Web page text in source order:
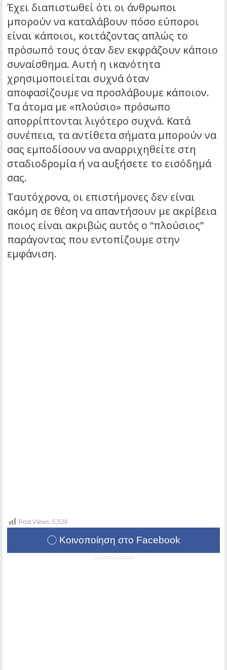
Έχει διαπιστωθεί ότι οι άνθρωποι
μπορούν να καταλάβουν πόσο εύποροι
είναι κάποιοι, κοιτάζοντας απλώς το
πρόσωπό τους όταν δεν εκφράζουν κάποιο
συναίσθημα. Αυτή η ικανότητα
χρησιμοποιείται συχνά όταν
αποφασίζουμε να προσλάβουμε κάποιον.
Τα άτομα με «πλούσιο» πρόσωπο
απορρίπτονται λιγότερο συχνά. Κατά
συνέπεια, τα αντίθετα σήματα μπορούν να
σας εμποδίσουν να αναρριχηθείτε στη
σταδιοδρομία ή να αυξήσετε το εισόδημά
σας.
Ταυτόχρονα, οι επιστήμονες δεν είναι
ακόμη σε θέση να απαντήσουν με ακρίβεια
ποιος είναι ακριβώς αυτός ο “πλούσιος”
παράγοντας που εντοπίζουμε στην
εμφάνιση.
Post Views: 5,526
Κοινοποίηση στο Facebook
Advertisement